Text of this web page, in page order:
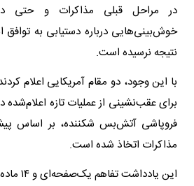
در مراحل قبلی مذاکرات و حتی
خوش‌بینی‌هایی درباره دستیابی به توافق
نتیجه نرسیده است.
با این وجود، دو مقام آمریکایی اعلام
برای عقب‌نشینی از عملیات تازه اعلام‌شده
فروپاشی آتش‌بس شکننده، بر اساس
مذاکرات اتخاذ شده است.